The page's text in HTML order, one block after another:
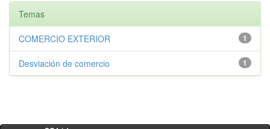
Temas
1
COMERCIO EXTERIOR
1
Desviación de comercio